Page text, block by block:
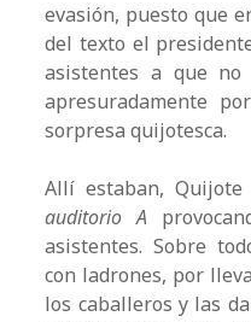
evasión, puesto que
del texto el
asistentes a que no
apresuradamente
sorpresa quijotesca.
Allí estaban,
auditorio A
asistentes. Sobre
con ladrones, por
los caballeros y las